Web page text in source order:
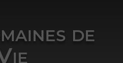
de